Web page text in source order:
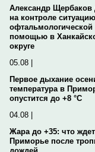
Александр Щербаков
на контроле
офтальмологической
помощью в
округе
05.08 |
Первое дыхание
температура в
опустится до +8 °C
04.08 |
Жара до +35: что ждет
Приморье после